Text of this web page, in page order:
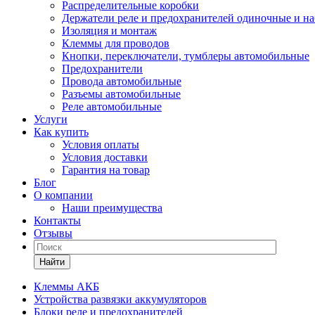
Распределительные коробки
Держатели реле и предохранителей одиночные и
Изоляция и монтаж
Клеммы для проводов
Кнопки, переключатели, тумблеры автомобильные
Предохранители
Провода автомобильные
Разъемы автомобильные
Реле автомобильные
Услуги
Как купить
Условия оплаты
Условия доставки
Гарантия на товар
Блог
О компании
Наши преимущества
Контакты
Отзывы
Найти
Клеммы АКБ
Устройства развязки аккумуляторов
Блоки реле и предохранителей